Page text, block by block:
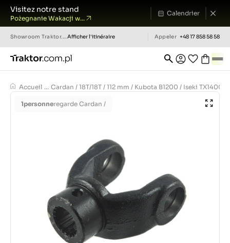
Visitez notre stand
Pożegnanie Wakacji w...
Calendrier
Showroom Traktor.com.pl Afficher l'itinéraire Appeler +48 17 858 58 58
Accueil ... Cardan / 18T/18T / 112 mm / Kubota B1200 / Iseki
1personneregarde Cardan /